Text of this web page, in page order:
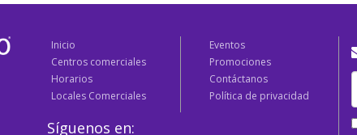
Inicio
Centros comerciales
Horarios
Locales Comerciales
Eventos
Promociones
Contáctanos
Política de privacidad
Síguenos en: